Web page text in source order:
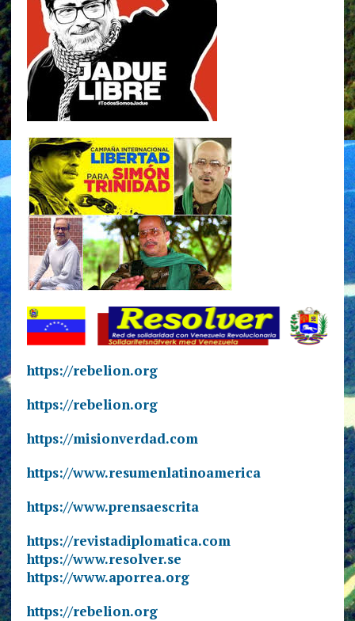
https://rebelion.org
https://rebelion.org
https://misionverdad.com
https://www.resumenlatinoamerica
https://www.prensaescrita
https://revistadiplomatica.com
https://www.resolver.se
https://www.aporrea.org
https://rebelion.org